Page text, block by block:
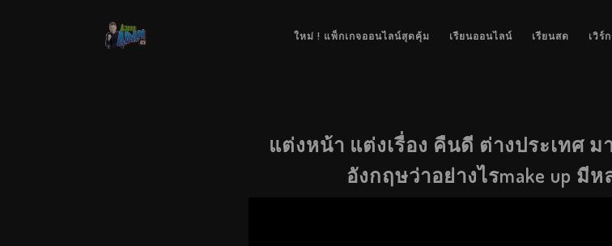
ใหม่ ! แพ็กเกจออนไลน์สุดคุ้ม เรียนออนไลน์ เรียนสด เวิร์
แต่งหน้า แต่งเรื่อง คืนดี ต่างประเทศ
อังกฤษว่าอย่างไรmake up มี